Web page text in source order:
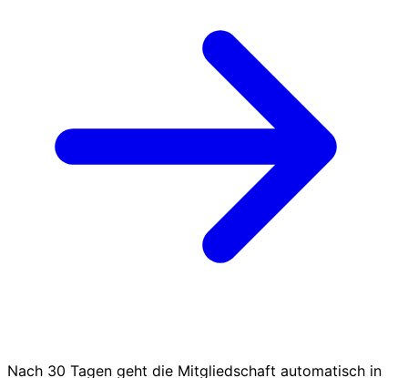
Nach 30 Tagen geht die Mitgliedschaft automatisch in